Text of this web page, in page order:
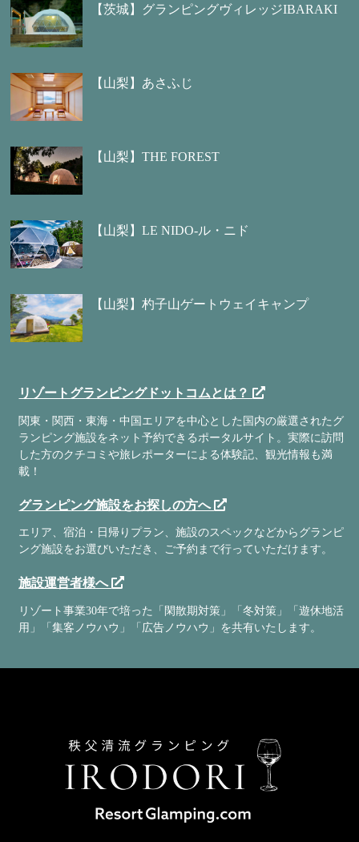
【茨城】グランピングヴィレッジIBARAKI
【山梨】あさふじ
【山梨】THE FOREST
【山梨】LE NIDO-ル・ニド
【山梨】杓子山ゲートウェイキャンプ
リゾートグランピングドットコムとは？
関東・関西・東海・中国エリアを中心とした国内の厳選されたグ
ランピング施設をネット予約できるポータルサイト。実際に訪問
した方のクチコミや旅レポーターによる体験記、観光情報も満
載！
グランピング施設をお探しの方へ
エリア、宿泊・日帰りプラン、施設のスペックなどからグランピ
ング施設をお選びいただき、ご予約まで行っていただけます。
施設運営者様へ
リゾート事業30年で培った「閑散期対策」「冬対策」「遊休地活
用」「集客ノウハウ」「広告ノウハウ」を共有いたします。